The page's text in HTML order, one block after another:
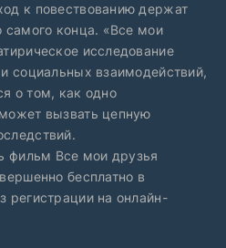
к повествованию держат
самого конца. «Все мои
исследование
социальных взаимодействий,
о том, как одно
вызвать цепную
фильм Все мои друзья
бесплатно в
регистрации на онлайн-